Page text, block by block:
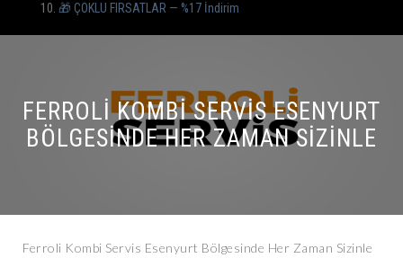
🎁 ÇOKLU FIRSATLAR — %17 İndirim
FERROLI KOMBI SERVIS ESENYURT
BÖLGESINDE HER ZAMAN SIZINLE
Ferroli Kombi Servis Esenyurt Bölgesinde Her Zaman Sizinle